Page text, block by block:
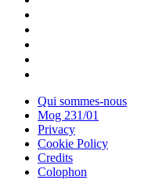
Qui sommes-nous
Mog 231/01
Privacy
Cookie Policy
Credits
Colophon